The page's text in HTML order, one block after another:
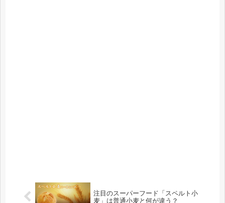
注目のスーパーフード「スペルト小
麦」は普通小麦と何が違う？